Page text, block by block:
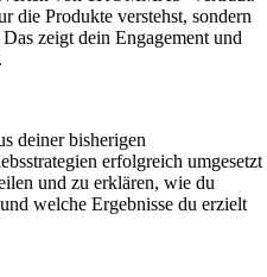
die Produkte verstehst, sondern
zeigt dein Engagement und
deiner bisherigen
erfolgreich umgesetzt
und zu erklären, wie du
welche Ergebnisse du erzielt